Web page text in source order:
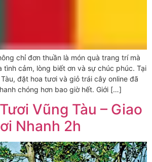
chỉ đơn thuần là món quà trang trí mà
tình cảm, lòng biết ơn và sự chúc phúc. Tại
đặt hoa tươi và giỏ trái cây online đã
chóng hơn bao giờ hết. Giới […]
Vũng Tàu – Giao
Nhanh 2h